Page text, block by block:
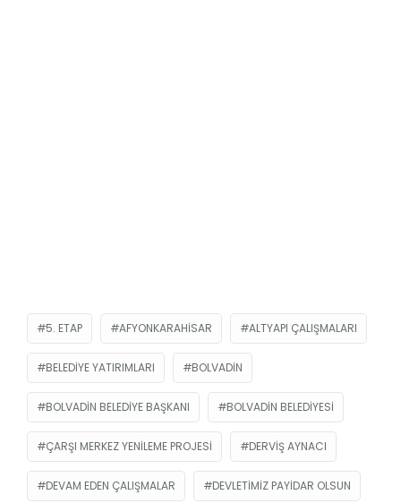
5. ETAP AFYONKARAHISAR ALTYAPI ÇALIŞMALARI
BELEDIYE YATIRIMLARI BOLVADIN
BOLVADIN BELEDIYE BAŞKANI BOLVADIN BELEDIYESI
ÇARŞI MERKEZ YENILEME PROJESI DERVIŞ AYNACI
DEVAM EDEN ÇALIŞMALAR DEVLETIMIZ PAYIDAR OLSUN